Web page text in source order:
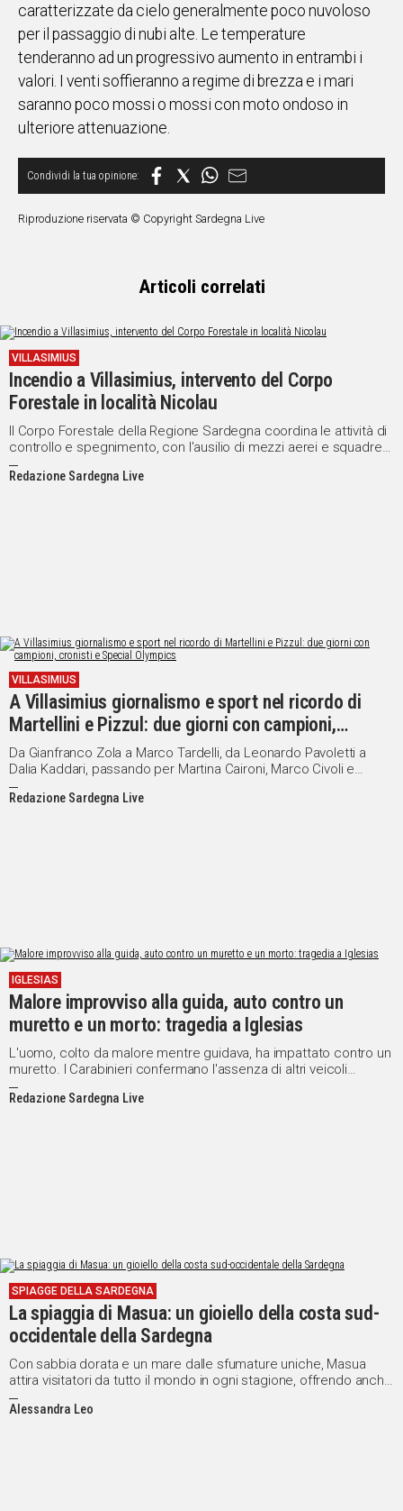
caratterizzate da cielo generalmente poco nuvoloso
per il passaggio di nubi alte. Le temperature
tenderanno ad un progressivo aumento in entrambi i
valori. I venti soffieranno a regime di brezza e i mari
saranno poco mossi o mossi con moto ondoso in
ulteriore attenuazione.
Riproduzione riservata © Copyright Sardegna Live
Articoli correlati
VILLASIMIUS
Incendio a Villasimius, intervento del Corpo
Forestale in località Nicolau
Il Corpo Forestale della Regione Sardegna coordina le attività di
controllo e spegnimento, con l'ausilio di mezzi aerei e squadre a
terra per evitare la ripresa del fuoco
Redazione Sardegna Live
VILLASIMIUS
A Villasimius giornalismo e sport nel ricordo di
Martellini e Pizzul: due giorni con campioni,
cronisti e Special Olympics
Da Gianfranco Zola a Marco Tardelli, da Leonardo Pavoletti a
Dalia Kaddari, passando per Martina Caironi, Marco Civoli e
Beppe Dossena. Appuntamento il 5 e 6 giugno
Redazione Sardegna Live
IGLESIAS
Malore improvviso alla guida, auto contro un
muretto e un morto: tragedia a Iglesias
L'uomo, colto da malore mentre guidava, ha impattato contro un
muretto. I Carabinieri confermano l'assenza di altri veicoli
coinvolti
Redazione Sardegna Live
SPIAGGE DELLA SARDEGNA
La spiaggia di Masua: un gioiello della costa sud-
occidentale della Sardegna
Con sabbia dorata e un mare dalle sfumature uniche, Masua
attira visitatori da tutto il mondo in ogni stagione, offrendo anche
immersioni subacquee e panorami mozzafiato dal Pan di
Zucchero
Alessandra Leo